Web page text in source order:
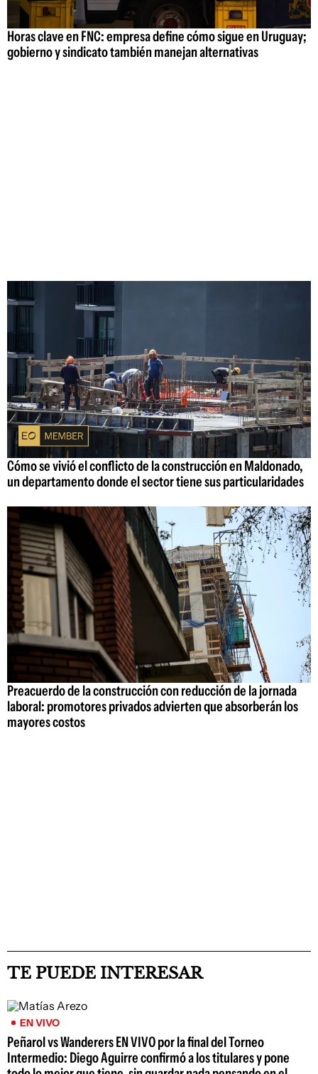
Horas clave en FNC: empresa define cómo sigue en Uruguay;
gobierno y sindicato también manejan alternativas
Cómo se vivió el conflicto de la construcción en Maldonado,
un departamento donde el sector tiene sus particularidades
Preacuerdo de la construcción con reducción de la jornada
laboral: promotores privados advierten que absorberán los
mayores costos
TE PUEDE INTERESAR
EN VIVO
Peñarol vs Wanderers EN VIVO por la final del Torneo
Intermedio: Diego Aguirre confirmó a los titulares y pone